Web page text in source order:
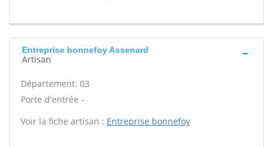
Entreprise bonnefoy Assenard
Artisan
Département: 03
Porte d'entrée -
Voir la fiche artisan : Entreprise bonnefoy